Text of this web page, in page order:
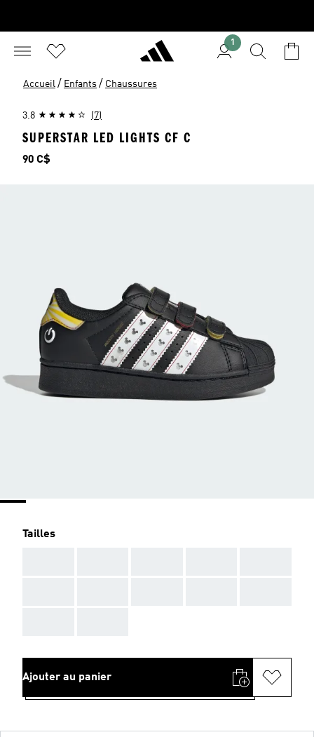
1
Accueil / Enfants / Chaussures
3.8 (7)
SUPERSTAR LED LIGHTS CF C
Prix
90 C$
Tailles
Ajouter au panier